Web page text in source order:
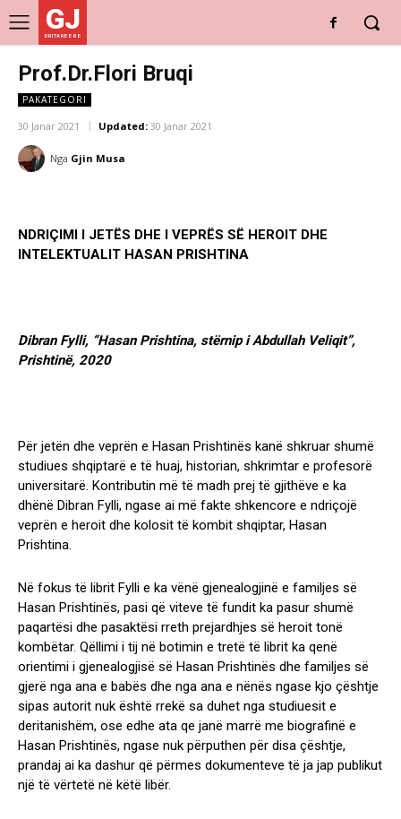
GJ
DRITARE E RE
Prof.Dr.Flori Bruqi
PAKATEGORI
30 Janar 2021 Updated: 30 Janar 2021
Nga Gjin Musa
NDRIÇIMI I JETËS DHE I VEPRËS SË HEROIT DHE
INTELEKTUALIT HASAN PRISHTINA
Dibran Fylli, “Hasan Prishtina, stërnip i Abdullah Veliqit”,
Prishtinë, 2020
Për jetën dhe veprën e Hasan Prishtinës kanë shkruar shumë
studiues shqiptarë e të huaj, historian, shkrimtar e profesorë
universitarë. Kontributin më të madh prej të gjithëve e ka
dhënë Dibran Fylli, ngase ai më fakte shkencore e ndriçojë
veprën e heroit dhe kolosit të kombit shqiptar, Hasan
Prishtina.
Në fokus të librit Fylli e ka vënë gjenealogjinë e familjes së
Hasan Prishtinës, pasi që viteve të fundit ka pasur shumë
paqartësi dhe pasaktësi rreth prejardhjes së heroit tonë
kombëtar. Qëllimi i tij në botimin e tretë të librit ka qenë
orientimi i gjenealogjisë së Hasan Prishtinës dhe familjes së
gjerë nga ana e babës dhe nga ana e nënës ngase kjo çështje
sipas autorit nuk është rrekë sa duhet nga studiuesit e
deritanishëm, ose edhe ata qe janë marrë me biografinë e
Hasan Prishtinës, ngase nuk përputhen për disa çështje,
prandaj ai ka dashur që përmes dokumenteve të ja jap publikut
një të vërtetë në këtë libër.